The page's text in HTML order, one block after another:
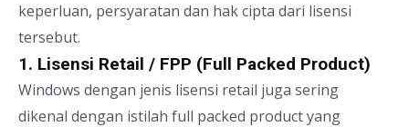
keperluan, persyaratan dan hak cipta dari lisensi
tersebut.
1. Lisensi Retail / FPP (Full Packed Product)
Windows dengan jenis lisensi retail juga sering
dikenal dengan istilah full packed product yang